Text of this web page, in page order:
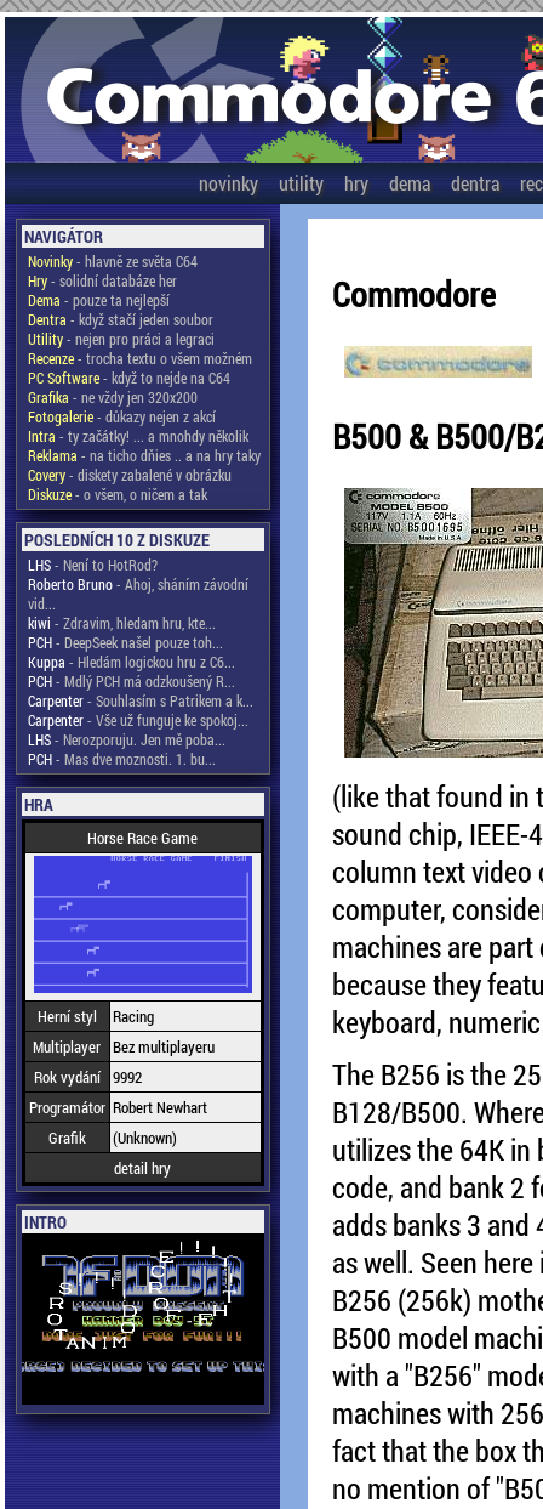
novinky utility hry dema dentra
NAVIGÁTOR
Novinky- hlavně ze světa C64
Hry- solidní databáze her
Dema - pouze ta nejlepší
Dentra - když stačí jeden soubor
Utility- nejen pro práci a legraci
Recenze- trocha textu o všem možném
PC Software- když to nejde na C64
Grafika - ne vždy jen 320x200
Fotogalerie- důkazy nejen z akcí
Intra - ty začátky! ... a mnohdy několik
Reklama - na ticho dňies .. a na hry taky
Covery- diskety zabalené v obrázku
Diskuze- o všem, o ničem a tak
POSLEDNÍCH 10 Z DISKUZE
LHS- Není to HotRod?
Roberto Bruno- Ahoj, sháním závodní
vid...
kiwi - Zdravim, hledam hru, kte...
PCH- DeepSeek našel pouze toh...
Kuppa - Hledám logickou hru z C6...
PCH- Mdlý PCH má odzkoušený R...
Carpenter- Souhlasím s Patrikem a k...
Carpenter- Vše už funguje ke spokoj...
LHS- Nerozporuju. Jen mě poba...
PCH- Mas dve moznosti. 1. bu...
HRA
Horse Race Game
Herní styl
Racing
Multiplayer Bez multiplayeru
Rok vydání 9992
Programátor Robert Newhart
Grafik
(Unknown)
detail hry
INTRO
Commodore
B500 & B500/
(like that found in
sound chip,
column text video
computer,
machines are
because they
keyboard,
The B256 is the
B128/B500.
utilizes the 64K in
code, and bank 2
adds banks 3 and
as well. Seen
B256 (256k)
B500 model
with a "B256"
machines with
fact that the box
no mention of